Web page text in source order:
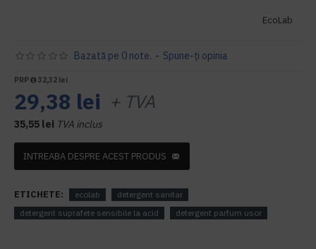
EcoLab
Bazată pe 0 note. - Spune-ţi opinia
PRP 32,32 lei
29,38 lei + TVA
35,55 lei TVA inclus
INTREABA DESPRE ACEST PRODUS
ETICHETE: ecolab
detergent sanitar
detergent suprafete sensibile la acid
detergent parfum usor